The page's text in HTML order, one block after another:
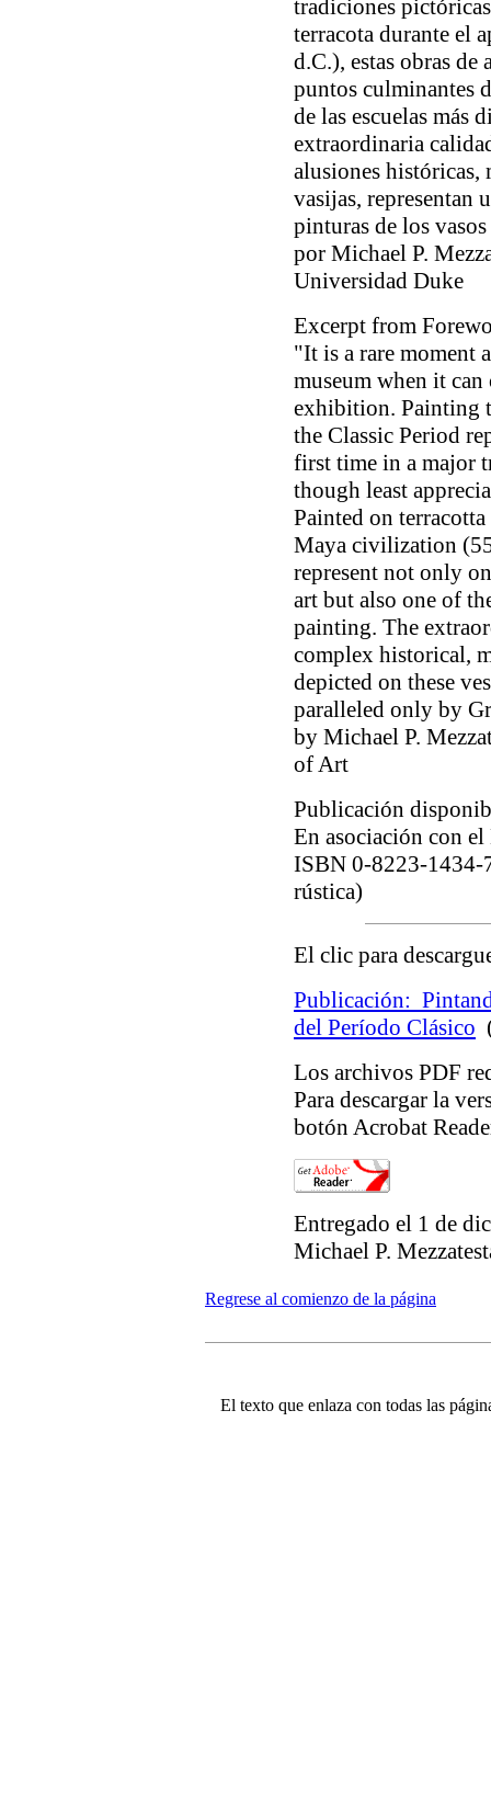
tradiciones
terracota durante el
d.C.), estas obras de
puntos culminantes
de las escuelas más
extraordinaria
alusiones históricas,
vasijas, representan
pinturas de los
por Michael P.
Universidad Duke
Excerpt from
"It is a rare moment
museum when it
exhibition. Painting
the Classic Period
first time in a major
though least
Painted on
Maya civilization
represent not only
art but also one of
painting. The
complex historical,
depicted on these
paralleled only by
by Michael P.
of Art
Publicación
En asociación con
ISBN 0-8223-1434-
rústica)
El clic para
Publicación:
del Período Clásico
Los archivos PDF
Para descargar la
botón Acrobat
Entregado el 1 de
Michael P.
Regrese al comienzo de la página
El texto que enlaza con todas las